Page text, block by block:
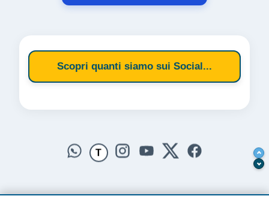
Scopri quanti siamo sui Social...
T